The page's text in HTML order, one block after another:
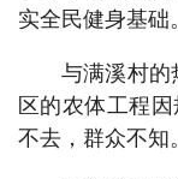
实全民健身基础。
与满溪村的
区的农体工程
不去，群众不知。